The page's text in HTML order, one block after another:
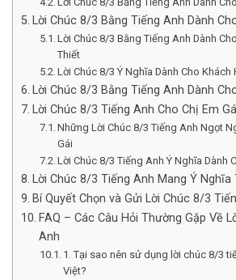
Lời Chúc 8/3 Bằng Tiếng Anh Dành
Lời Chúc 8/3 Bằng Tiếng Anh Dành
Thiết
Lời Chúc 8/3 Ý Nghĩa Dành Cho Khách
Lời Chúc 8/3 Bằng Tiếng Anh Dành
Lời Chúc 8/3 Tiếng Anh Cho Chị Em
Những Lời Chúc 8/3 Tiếng Anh Ngọt
Gái
Lời Chúc 8/3 Tiếng Anh Ý Nghĩa Dành
Lời Chúc 8/3 Tiếng Anh Mang Ý Nghĩa
Bí Quyết Chọn và Gửi Lời Chúc 8/3
FAQ – Các Câu Hỏi Thường Gặp Về
Anh
1. Tại sao nên sử dụng lời chúc 8/3
Việt?